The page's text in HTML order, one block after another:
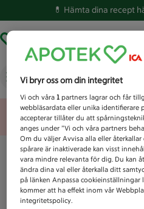
💊 Hämta dina recept
Vad letar du efter
Vi bryr oss om din integritet
Vi och våra1 partners lagrar och får
webbläsardata eller unika identifierare
accepterar tillåter du att
anges under ”Vi och våra partners
Om du väljer Avvisa alla eller
spårare är inaktiverade kan visst
vara mindre relevanta för dig. Du kan
ändra dina val eller återkalla ditt
på länken Anpassa cookieinställningar
kommer att ha effekt inom vår
integritetspolicy.